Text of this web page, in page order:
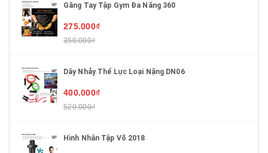
Găng Tay Tập Gym Đa Năng 360
275.000₫
350.000₫
Dây Nhảy Thể Lực Loại Nặng DN06
400.000₫
520.000₫
Hình Nhân Tập Võ 2018